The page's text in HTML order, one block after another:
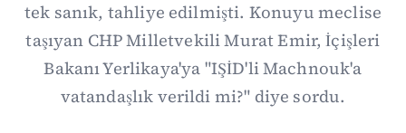
tek sanık, tahliye edilmişti. Konuyu meclise
taşıyan CHP Milletvekili Murat Emir, İçişleri
Bakanı Yerlikaya'ya "IŞİD'li Machnouk'a
vatandaşlık verildi mi?" diye sordu.